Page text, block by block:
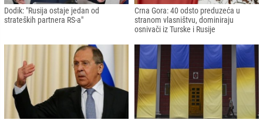
Dodik: "Rusija ostaje jedan od
strateških partnera RS-a"
Crna Gora: 40 odsto preduzeća u
stranom vlasništvu, dominiraju
osnivači iz Turske i Rusije